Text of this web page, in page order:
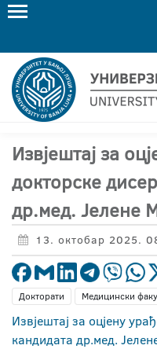
Извјештај за
докторске
др.мед. Јелене
13. октобар 2025.
Докторати Медицински
Извјештај за оцјену
кандидата др.мед.